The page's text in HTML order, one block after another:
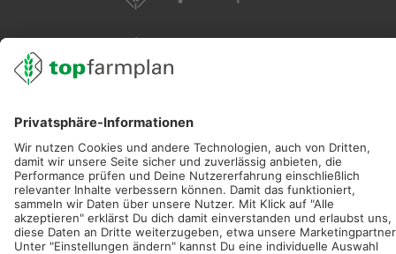
02501 801 44 84
service@topfarmplan.de
Sei immer auf dem Laufenden!
Neue Features, spannende Tipps und hilfreiche Anleitungen!